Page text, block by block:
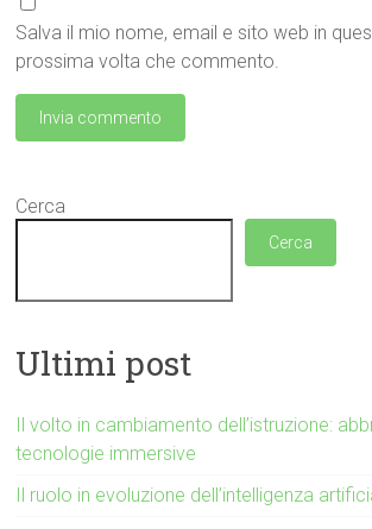
Salva il mio nome, email e sito web in
prossima volta che commento.
Cerca
Cerca
Ultimi post
Il volto in cambiamento dell’istruzione:
tecnologie immersive
Il ruolo in evoluzione dell’intelligenza